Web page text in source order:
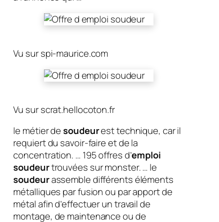
Vu sur spi-maurice.com
Vu sur scrat.hellocoton.fr
le métier desoudeurest technique, car il
requiert du savoir-faire et de la
concentration. … 195 offres d’emploi
soudeurtrouvées sur monster. … le
soudeurassemble différents éléments
métalliques par fusion ou par apport de
métal afin d’effectuer un travail de
montage, de maintenance ou de